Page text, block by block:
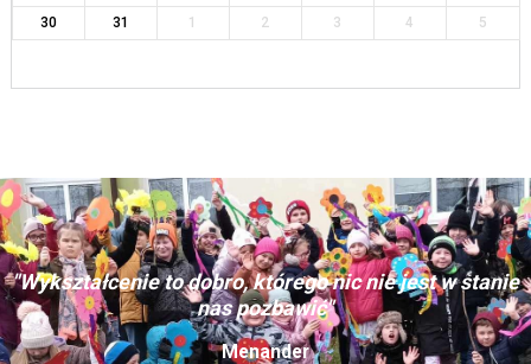
30
31 1 2 3 4 5
"Wykształcenie to dobro, którego nic nie jest w stanie
nas pozbawić"
Menander